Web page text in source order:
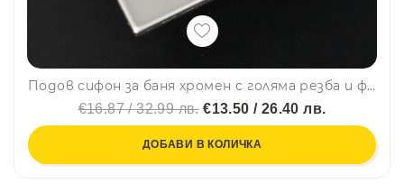
Подов сифон за баня хромен с голяма резба и филтър
€16.87 / 32.99 лв.€13.50 / 26.40 лв.
ДОБАВИ В КОЛИЧКА